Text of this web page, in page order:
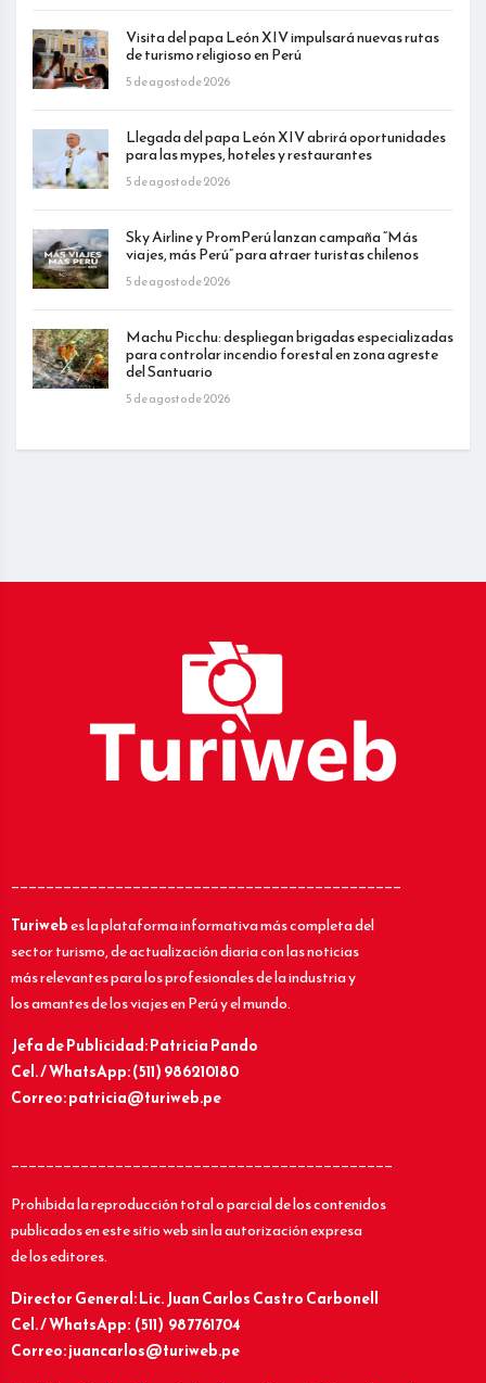
Visita del papa León XIV impulsará nuevas rutas
de turismo religioso en Perú
5 de agosto de 2026
Llegada del papa León XIV abrirá oportunidades
para las mypes, hoteles y restaurantes
5 de agosto de 2026
Sky Airline y PromPerú lanzan campaña “Más
viajes, más Perú” para atraer turistas chilenos
5 de agosto de 2026
Machu Picchu: despliegan brigadas especializadas
para controlar incendio forestal en zona agreste
del Santuario
5 de agosto de 2026
_____________________________________________
Turiwebes la plataforma informativa más completa del
sector turismo, de actualización diaria con las noticias
más relevantes para los profesionales de la industria y
los amantes de los viajes en Perú y el mundo.
Jefa de Publicidad: Patricia Pando
Cel. / WhatsApp: (511) 986210180
Correo: patricia@turiweb.pe
____________________________________________
Prohibida la reproducción total o parcial de los contenidos
publicados en este sitio web sin la autorización expresa
de los editores.
Director General: Lic.Juan Carlos Castro Carbonell
Cel. / WhatsApp: (511) 987761704
Correo: juancarlos@turiweb.pe